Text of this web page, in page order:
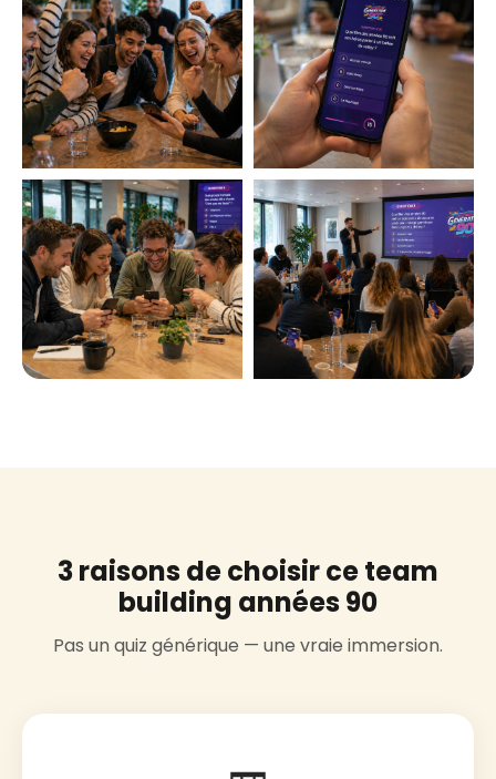
3 raisons de choisir ce team
building années 90
Pas un quiz générique — une vraie immersion.